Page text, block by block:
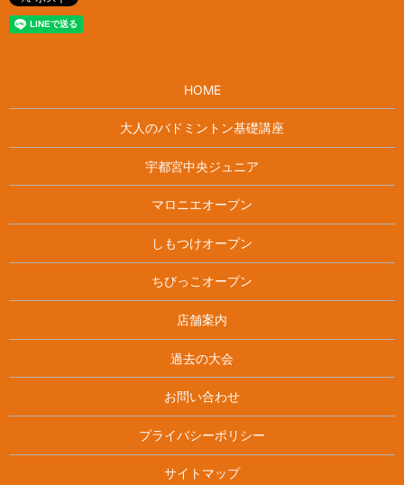
HOME
大人のバドミントン基礎講座
宇都宮中央ジュニア
マロニエオープン
しもつけオープン
ちびっこオープン
店舗案内
過去の大会
お問い合わせ
プライバシーポリシー
サイトマップ